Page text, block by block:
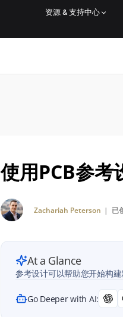
资源 & 支持中心
使用PCB参考
Zachariah Peterson | 已
At a Glance
参考设计可以帮助您开始构
Go Deeper with AI: